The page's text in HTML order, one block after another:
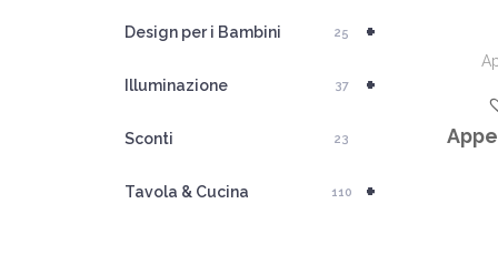
+
Design per i Bambini 25
+
Illuminazione 37
Sconti 23
+
Tavola & Cucina 110